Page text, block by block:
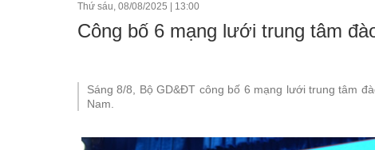
Thứ sáu, 08/08/2025 13:00
Công bố 6 mạng lưới trung tâm
Sáng 8/8, Bộ GD&ĐT công bố 6 mạng lưới trung tâm
Nam.